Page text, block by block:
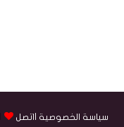
سياسة الخصوصية اتصل